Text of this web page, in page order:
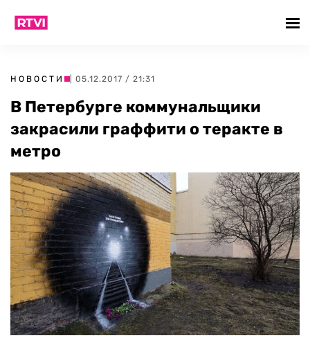
НОВОСТИ | 05.12.2017 / 21:31
В Петербурге коммунальщики
закрасили граффити о теракте в
метро